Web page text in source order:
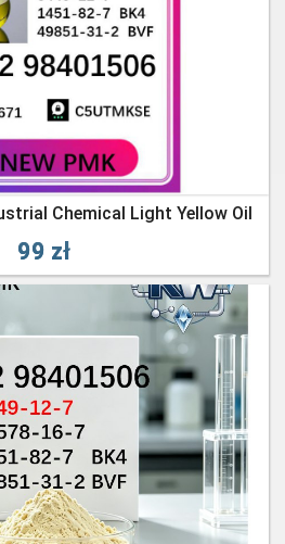
Chemical Light Yellow Oil
99 zł